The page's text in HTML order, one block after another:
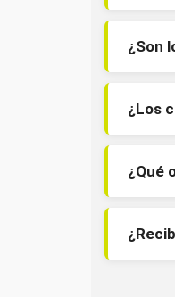
¿Son
¿Los
¿Qué